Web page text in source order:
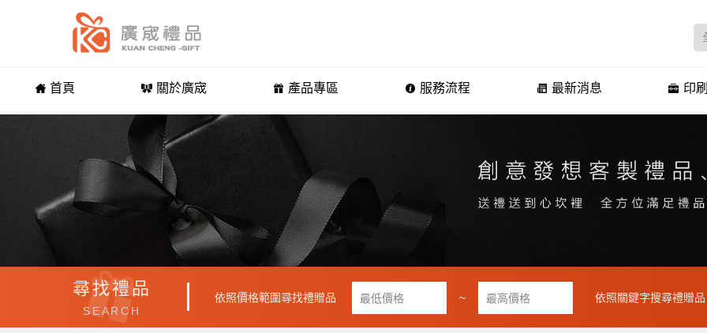
首頁 關於廣宬 產品專區 服務流程 最新消息 印
尋找禮品
SEARCH
依照價格範圍尋找禮贈品 ~ 依照關鍵字搜尋禮贈品